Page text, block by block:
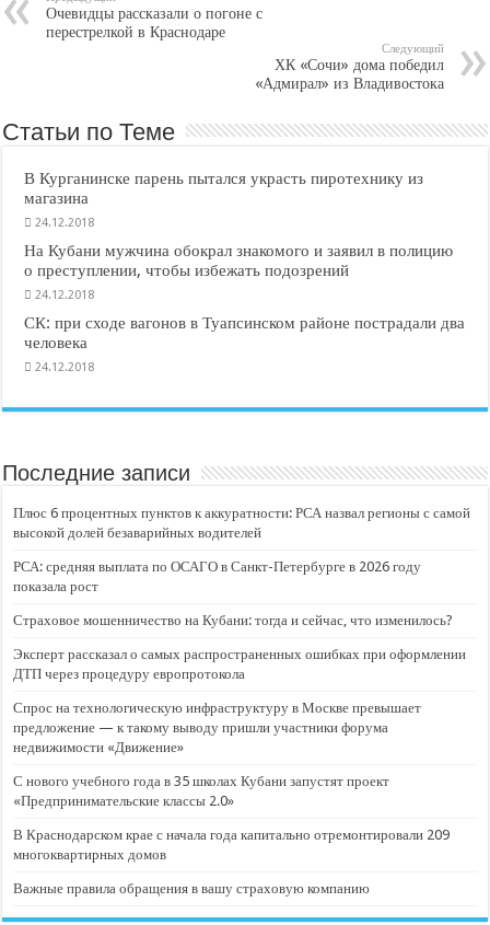
Очевидцы рассказали о погоне с
перестрелкой в Краснодаре
Следующий
ХК «Сочи» дома победил
«Адмирал» из Владивостока
Статьи по Теме
В Курганинске парень пытался украсть пиротехнику из
магазина
24.12.2018
На Кубани мужчина обокрал знакомого и заявил в полицию
о преступлении, чтобы избежать подозрений
24.12.2018
СК: при сходе вагонов в Туапсинском районе пострадали два
человека
24.12.2018
Последние записи
Плюс 6 процентных пунктов к аккуратности: РСА назвал регионы с самой
высокой долей безаварийных водителей
РСА: средняя выплата по ОСАГО в Санкт-Петербурге в 2026 году
показала рост
Страховое мошенничество на Кубани: тогда и сейчас, что изменилось?
Эксперт рассказал о самых распространенных ошибках при оформлении
ДТП через процедуру европротокола
Спрос на технологическую инфраструктуру в Москве превышает
предложение — к такому выводу пришли участники форума
недвижимости «Движение»
С нового учебного года в 35 школах Кубани запустят проект
«Предпринимательские классы 2.0»
В Краснодарском крае с начала года капитально отремонтировали 209
многоквартирных домов
Важные правила обращения в вашу страховую компанию